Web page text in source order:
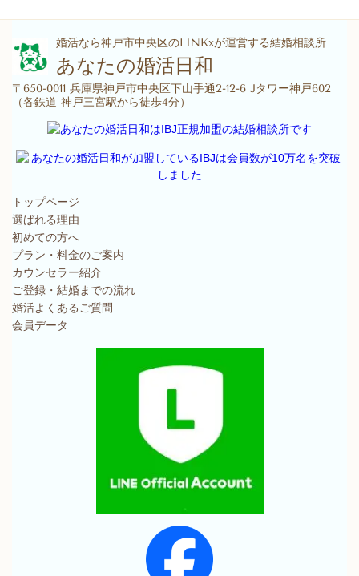
婚活なら神戸市中央区のLINKxが運営する結婚相談所
あなたの婚活日和
〒650-0011 兵庫県神戸市中央区下山手通2-12-6 Jタワー神戸602
（各鉄道 神戸三宮駅から徒歩4分）
トップページ
選ばれる理由
初めての方へ
プラン・料金のご案内
カウンセラー紹介
ご登録・結婚までの流れ
婚活よくあるご質問
会員データ